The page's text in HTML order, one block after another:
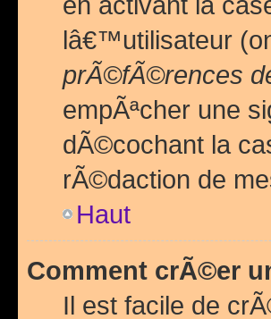
lâ€™utilisateur
prÃ©fÃ©rences
empÃªcher une
dÃ©cochant la
rÃ©daction de
Haut
Comment crÃ©er
Il est facile de